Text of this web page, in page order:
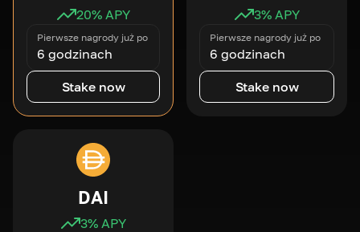
20% APY
Pierwsze nagrody już po
6 godzinach
Stake now
3% APY
Pierwsze nagrody już po
6 godzinach
Stake now
DAI
3% APY